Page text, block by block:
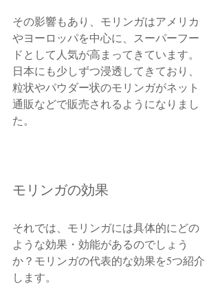
その影響もあり、モリンガはアメリカ
やヨーロッパを中心に、スーパーフー
ドとして人気が高まってきています。
日本にも少しずつ浸透してきており、
粒状やパウダー状のモリンガがネット
通販などで販売されるようになりまし
た。
モリンガの効果
それでは、モリンガには具体的にどの
ような効果・効能があるのでしょう
か？モリンガの代表的な効果を5つ紹介
します。